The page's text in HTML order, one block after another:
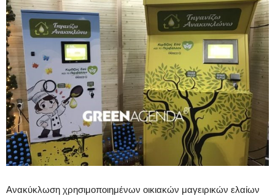
Ανακύκλωση χρησιμοποιημένων οικιακών μαγειρικών ελαίων